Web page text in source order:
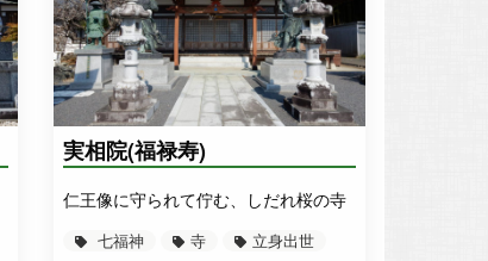
実相院(福禄寿)
仁王像に守られて佇む、しだれ桜の寺
七福神 寺
立身出世